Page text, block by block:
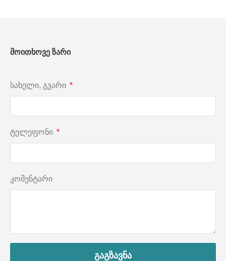
მოითხოვე ზარი
სახელი, გვარი
ტელეფონი
კომენტარი
გაგზავნა